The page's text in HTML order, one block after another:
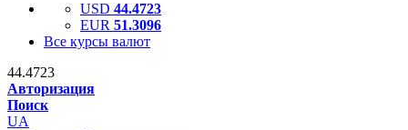
USD 44.4723
EUR 51.3096
Все курсы валют
44.4723
Авторизация
Поиск
UA